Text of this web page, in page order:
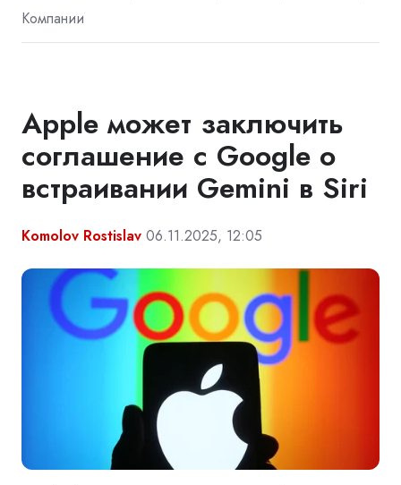
Компании
Apple может заключить
соглашение с Google о
встраивании Gemini в Siri
Komolov Rostislav 06.11.2025, 12:05